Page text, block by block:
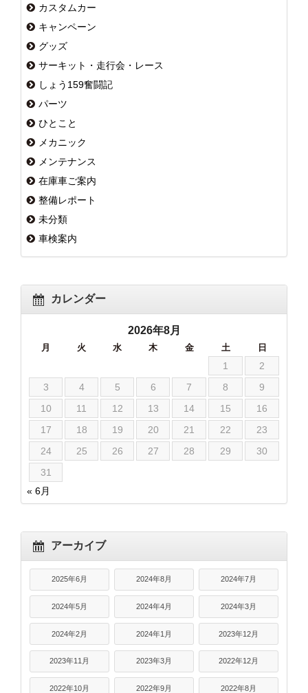
カスタムカー
キャンペーン
グッズ
サーキット・走行会・レース
しょう159奮闘記
パーツ
ひとこと
メカニック
メンテナンス
在庫車ご案内
整備レポート
未分類
車検案内
カレンダー
2026年8月
月 火 水 木 金 土 日
1
2
3
4 5 6 7 8
9
10
11 12 13 14 15
16
17
18 19 20 21 22
23
24
25 26 27 28 29
30
31
« 6月
アーカイブ
2025年6月 2024年8月 2024年7月
2024年5月 2024年4月 2024年3月
2024年2月 2024年1月 2023年12月
2023年11月 2023年3月 2022年12月
2022年10月 2022年9月 2022年8月